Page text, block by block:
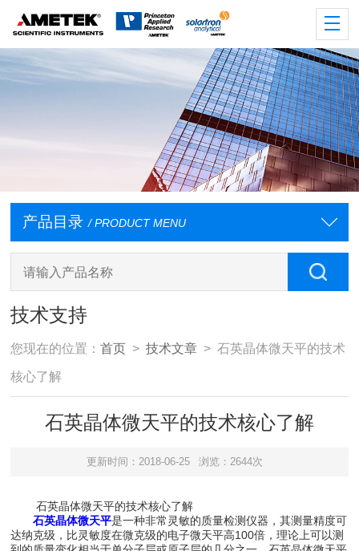
产品目录 / PRODUCT MENU
技术支持
您现在的位置：首页 >技术文章 > 石英晶体微天平的技术
核心了解
石英晶体微天平的技术核心了解
更新时间：2018-06-25 浏览：2644次
石英晶体微天平的技术核心了解
石英晶体微天平是一种非常灵敏的质量检测仪器，其测量精度可
达纳克级，比灵敏度在微克级的电子微天平高100倍，理论上可以测